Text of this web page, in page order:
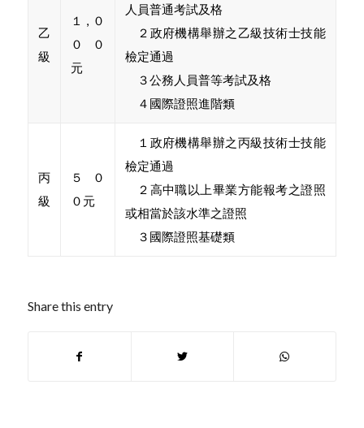
乙
級
１,０
００
元
人員普通考試及格
２政府機構舉辦之乙級技術士技能
檢定通過
３公務人員普等考試及格
４國際證照進階類
丙
級
５０
０元
１政府機構舉辦之丙級技術士技能
檢定通過
２高中職以上畢業方能報考之證照
或相當於該水準之證照
３國際證照基礎類
Share this entry